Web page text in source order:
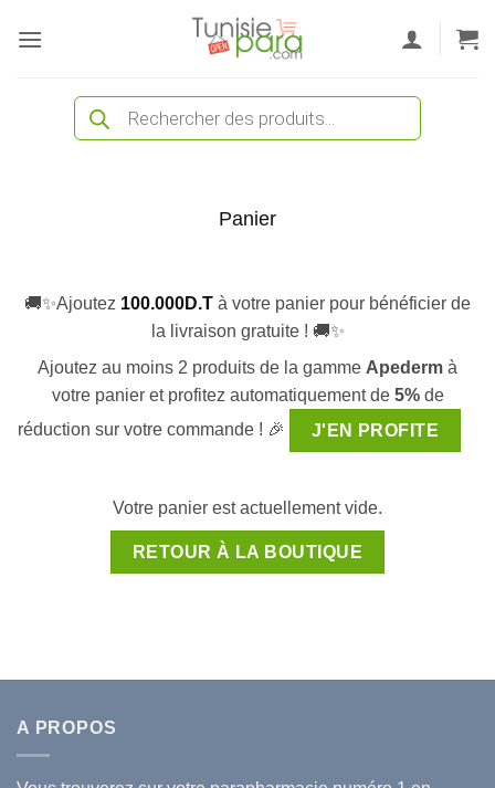
Recherche
produits
Panier
🚚✨Ajoutez 100.000D.T à votre panier pour bénéficier de
la livraison gratuite ! 🚚✨
Ajoutez au moins 2 produits de la gamme Apederm à
votre panier et profitez automatiquement de 5%de
réduction sur votre commande ! 🎉
J'EN PROFITE
Votre panier est actuellement vide.
RETOUR À LA BOUTIQUE
A PROPOS